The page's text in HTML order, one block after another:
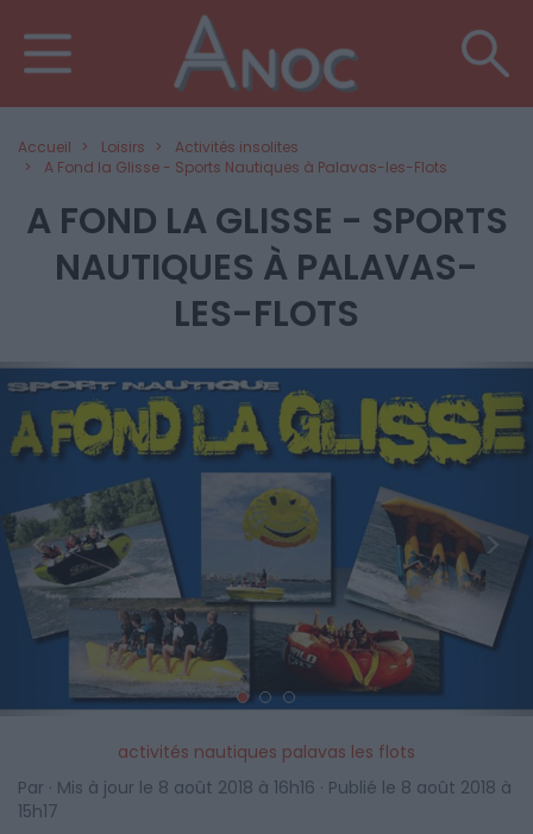
Accueil Loisirs
Activités insolites
A Fond la Glisse - Sports Nautiques à Palavas-les-Flots
A FOND LA GLISSE - SPORTS
NAUTIQUES À PALAVAS-
LES-FLOTS
< >
activités nautiques palavas les flots
Par · Mis à jour le 8 août 2018 à 16h16 · Publié le 8 août 2018 à
15h17